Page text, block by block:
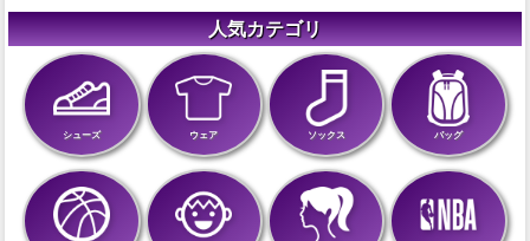
人気カテゴリ
シューズ ウェア ソックス バッグ